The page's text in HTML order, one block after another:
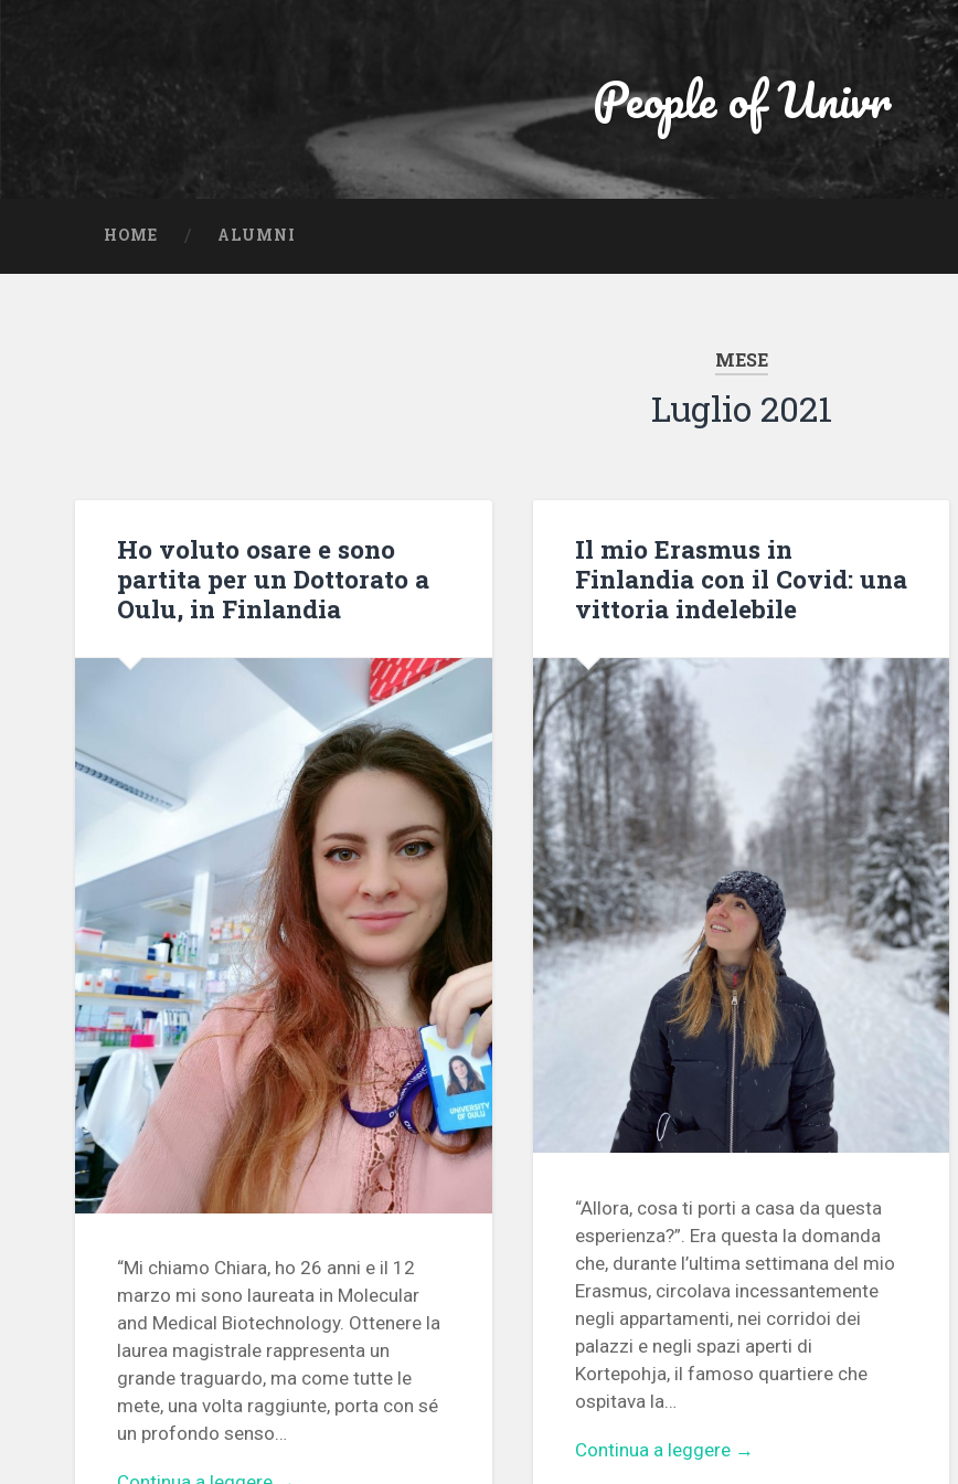
People of Univr
HOME ALUMNI
MESE
Luglio 2021
Ho voluto osare e sono
partita per un Dottorato a
Oulu, in Finlandia
“Mi chiamo Chiara, ho 26 anni e il 12
marzo mi sono laureata in Molecular
and Medical Biotechnology. Ottenere la
laurea magistrale rappresenta un
grande traguardo, ma come tutte le
mete, una volta raggiunte, porta con sé
un profondo senso…
Il mio Erasmus in
Finlandia con il Covid: una
vittoria indelebile
“Allora, cosa ti porti a casa da questa
esperienza?”. Era questa la domanda
che, durante l’ultima settimana del mio
Erasmus, circolava incessantemente
negli appartamenti, nei corridoi dei
palazzi e negli spazi aperti di
Kortepohja, il famoso quartiere che
ospitava la…
Continua a leggere →